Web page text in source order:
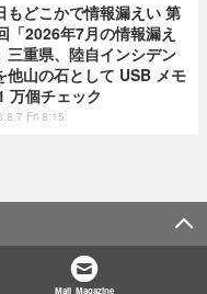
もどこかで情報漏えい 第
「2026年7月の情報漏え
三重県、陸自インシデン
他山の石として USB メモ
万個チェック
Fri 8:15
Mail Magazine